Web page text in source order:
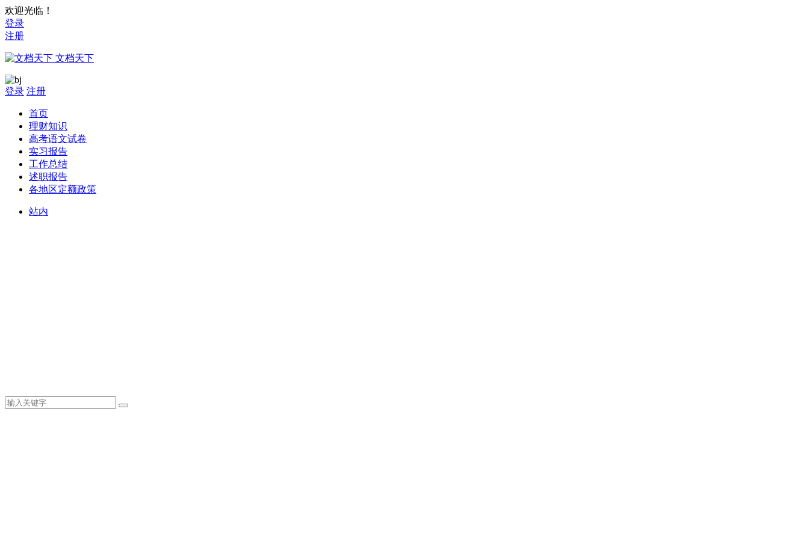
欢迎光临！
登录
注册
文档天下
登录 注册
首页
理财知识
高考语文试卷
实习报告
工作总结
述职报告
各地区定额政策
站内